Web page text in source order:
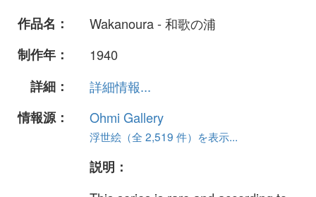
作品名：
Wakanoura - 和歌の浦
制作年：
1940
詳細：
詳細情報...
情報源：
Ohmi Gallery
浮世絵（全 2,519 件）を表示...
説明：